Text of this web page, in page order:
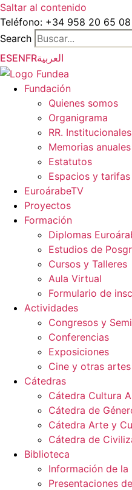
Saltar al contenido
Teléfono: +34 958 20 65
Search
ESENFRالعربية
Fundación
Quienes somos
Organigrama
RR. Institucionales
Memorias anuales
Estatutos
Espacios y tarifas
EuroárabeTV
Proyectos
Formación
Diplomas
Estudios de
Cursos y Talleres
Aula Virtual
Formulario de
Actividades
Congresos y
Conferencias
Exposiciones
Cine y otras artes
Cátedras
Cátedra Cultura
Cátedra de
Cátedra Arte y
Cátedra de
Biblioteca
Información de la
Presentaciones